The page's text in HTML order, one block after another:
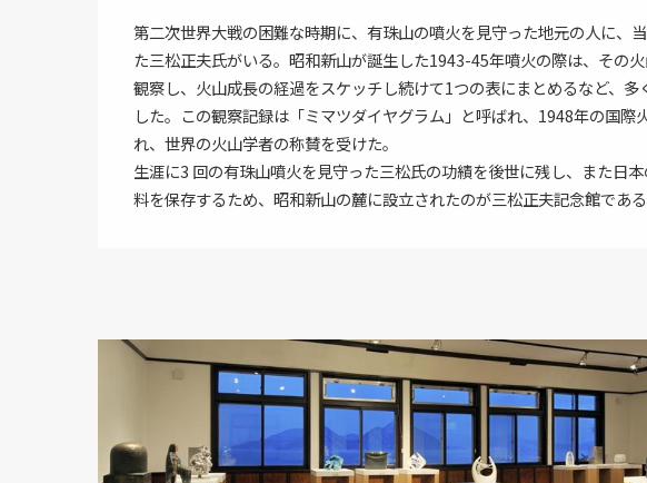
第二次世界大戦の困難な時期に、有珠山の噴火を見守った地元の人に、
た三松正夫氏がいる。昭和新山が誕生した1943-45年噴火の際は、その
観察し、火山成長の経過をスケッチし続けて1つの表にまとめるなど、多
した。この観察記録は「ミマツダイヤグラム」と呼ばれ、1948年の国際
れ、世界の火山学者の称賛を受けた。
生涯に3 回の有珠山噴火を見守った三松氏の功績を後世に残し、また日
料を保存するため、昭和新山の麓に設立されたのが三松正夫記念館である